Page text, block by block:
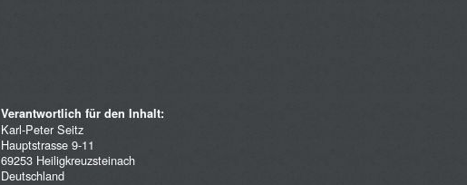
Verantwortlich für den Inhalt:
Karl-Peter Seitz
Hauptstrasse 9-11
69253 Heiligkreuzsteinach
Deutschland